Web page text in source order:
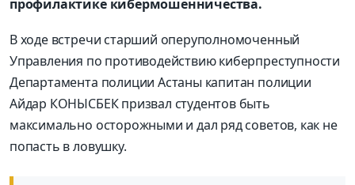
профилактике кибермошенничества.
В ходе встречи старший оперуполномоченный
Управления по противодействию киберпреступности
Департамента полиции Астаны капитан полиции
Айдар КОНЫСБЕК призвал студентов быть
максимально осторожными и дал ряд советов, как не
попасть в ловушку.